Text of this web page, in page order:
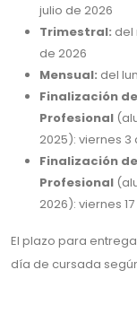
julio de 2026
Trimestral: del
de 2026
Mensual: del
Finalización
Profesional
2025): viernes 3
Finalización
Profesional
2026): viernes
El plazo para
día de cursada